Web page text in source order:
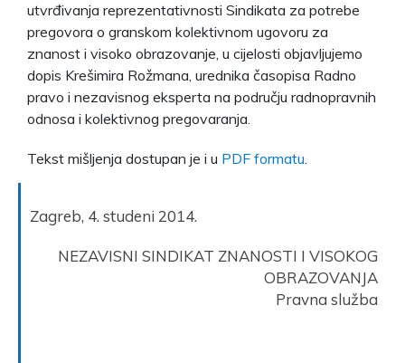
utvrđivanja reprezentativnosti Sindikata za potrebe
pregovora o granskom kolektivnom ugovoru za
znanost i visoko obrazovanje, u cijelosti objavljujemo
dopis Krešimira Rožmana, urednika časopisa Radno
pravo i nezavisnog eksperta na području radnopravnih
odnosa i kolektivnog pregovaranja.
Tekst mišljenja dostupan je i u PDF formatu.
Zagreb, 4. studeni 2014.
NEZAVISNI SINDIKAT ZNANOSTI I VISOKOG
OBRAZOVANJA
Pravna služba